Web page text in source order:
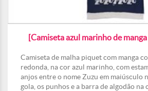
[Camiseta azul marinho de
Camiseta de malha piquet com manga
redonda, na cor azul marinho, com
anjos entre o nome Zuzu em maiúsculo
gola, os punhos e a barra de algodão na